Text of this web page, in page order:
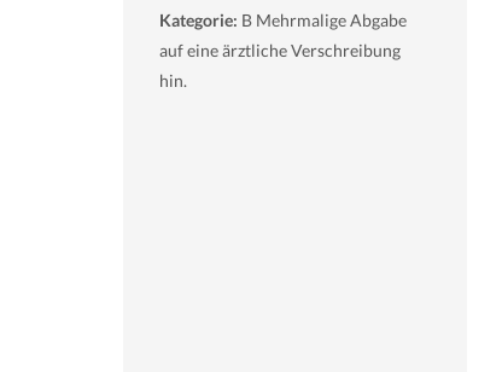
Kategorie: B Mehrmalige Abgabe
auf eine ärztliche Verschreibung
hin.